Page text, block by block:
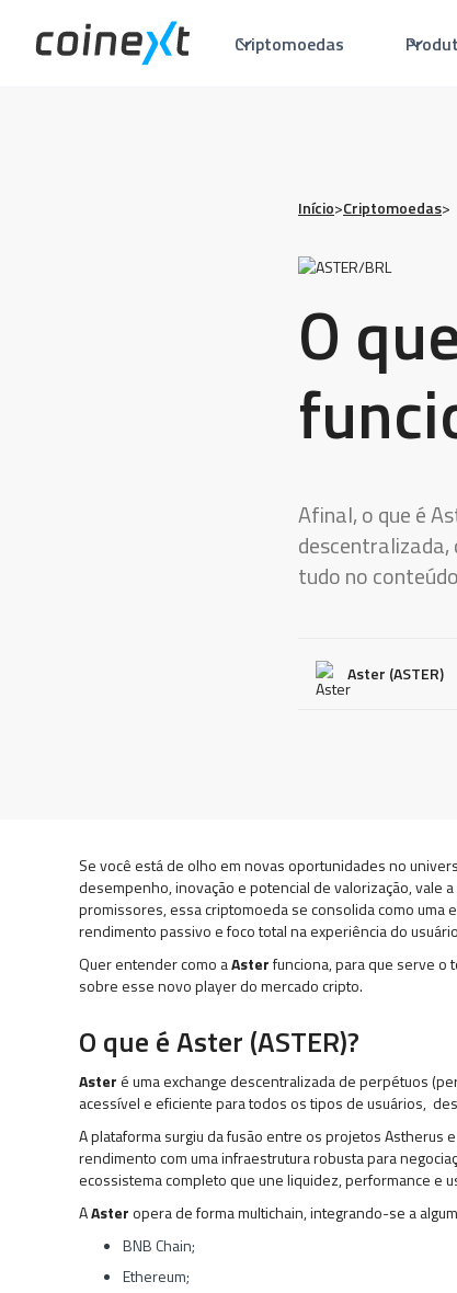
Criptomoedas
Início>Criptomoedas>
O
Afinal, o que é
descentralizada,
tudo no
Aster (ASTER)
Se você está de olho em novas oportunidades no
desempenho, inovação e potencial de valorização, vale
promissores, essa criptomoeda se consolida como uma
rendimento passivo e foco total na experiência do
Quer entender como aAsterfunciona, para que serve o
sobre esse novo player do mercado cripto.
O que é Aster (ASTER)?
Aster é uma exchange descentralizada de perpétuos
acessível e eficiente para todos os tipos de usuários,
A plataforma surgiu da fusão entre os projetos Astherus
rendimento com uma infraestrutura robusta para
ecossistema completo que une liquidez, performance e
AAsteropera de forma multichain, integrando-se a
BNB Chain;
Ethereum;